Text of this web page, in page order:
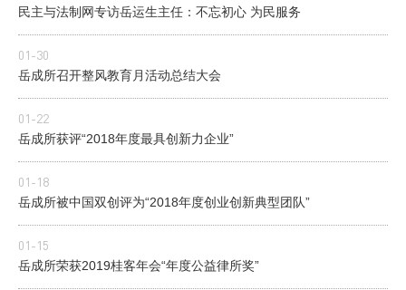
民主与法制网专访岳运生主任：不忘初心 为民服务
01-30
岳成所召开整风教育月活动总结大会
01-22
岳成所获评“2018年度最具创新力企业”
01-18
岳成所被中国双创评为“2018年度创业创新典型团队”
01-15
岳成所荣获2019桂客年会“年度公益律所奖”